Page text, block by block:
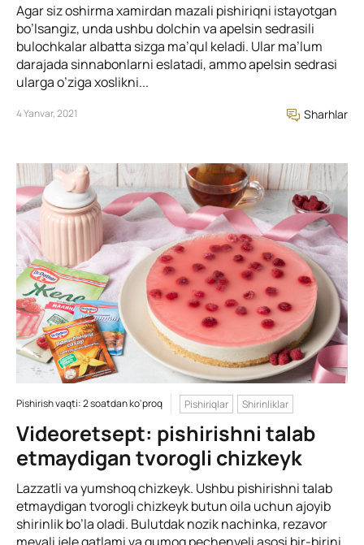
Agar siz oshirma xamirdan mazali pishiriqni istayotgan
bo’lsangiz, unda ushbu dolchin va apelsin sedrasili
bulochkalar albatta sizga ma’qul keladi. Ular ma’lum
darajada sinnabonlarni eslatadi, ammo apelsin sedrasi
ularga o’ziga xoslikni...
4 Yanvar, 2021 Sharhlar
Pishirish vaqti: 2 soatdan ko'proq Pishiriqlar Shirinliklar
Videoretsept: pishirishni talab
etmaydigan tvorogli chizkeyk
Lazzatli va yumshoq chizkeyk. Ushbu pishirishni talab
etmaydigan tvorogli chizkeyk butun oila uchun ajoyib
shirinlik bo’la oladi. Bulutdak nozik nachinka, rezavor